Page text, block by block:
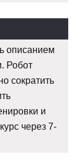
описанием
Робот
сократить
и
через 7-